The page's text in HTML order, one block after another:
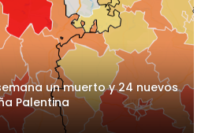
un muerto y 24 nuevos
Palentina